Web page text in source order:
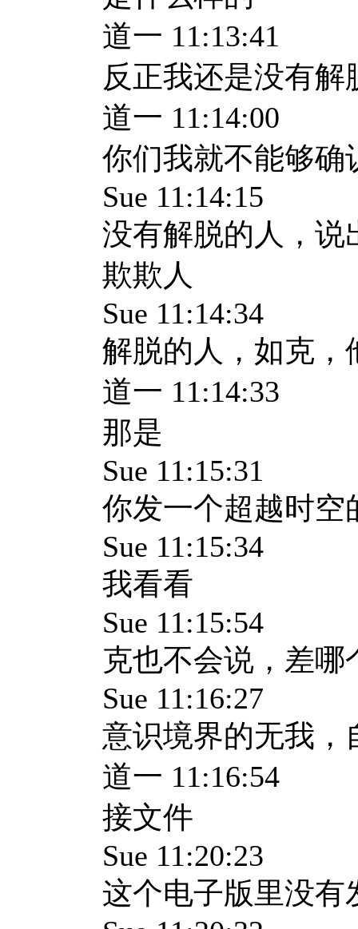
道一 11:13:41
反正我还是没有解
道一 11:14:00
你们我就不能够确
Sue 11:14:15
没有解脱的人，说
欺欺人
Sue 11:14:34
解脱的人，如克，
道一 11:14:33
那是
Sue 11:15:31
你发一个超越时空
Sue 11:15:34
我看看
Sue 11:15:54
克也不会说，差
Sue 11:16:27
意识境界的无我，
道一 11:16:54
接文件
Sue 11:20:23
这个电子版里没有